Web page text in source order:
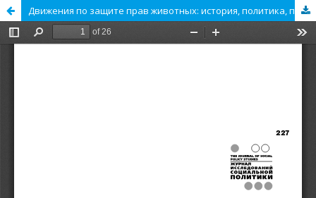
Движения по защите прав животных: история, политика, практика